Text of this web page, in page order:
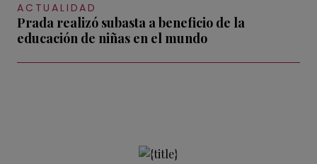
ACTUALIDAD
Prada realizó subasta a beneficio de la
educación de niñas en el mundo